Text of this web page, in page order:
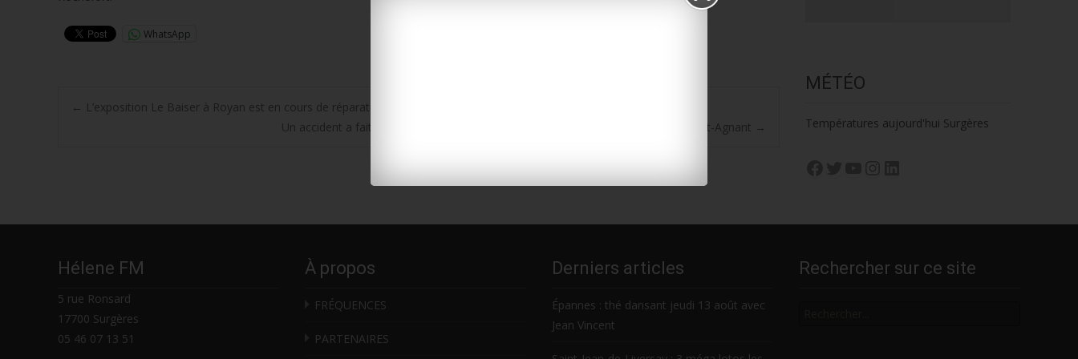
WhatsApp
Post
← L’exposition Le Baiser à Royan est en cours de réparation
Un accident a fait trois blessés dont deux graves hier soir sur la commune de Saint-Agnant →
MÉTÉO
Températures aujourd'hui Surgères
Hélene FM
5 rue Ronsard
17700 Surgères
05 46 07 13 51
À propos
FRÉQUENCES
PARTENAIRES
Derniers articles
Épannes : thé dansant jeudi 13 août avec
Jean Vincent
Rechercher sur ce site